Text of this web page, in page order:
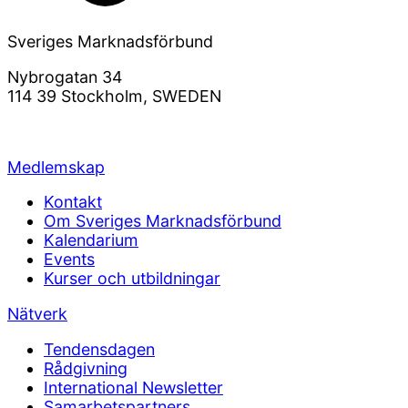
Sveriges Marknadsförbund
Nybrogatan 34
114 39 Stockholm, SWEDEN
Medlemskap
Kontakt
Om Sveriges Marknadsförbund
Kalendarium
Events
Kurser och utbildningar
Nätverk
Tendensdagen
Rådgivning
International Newsletter